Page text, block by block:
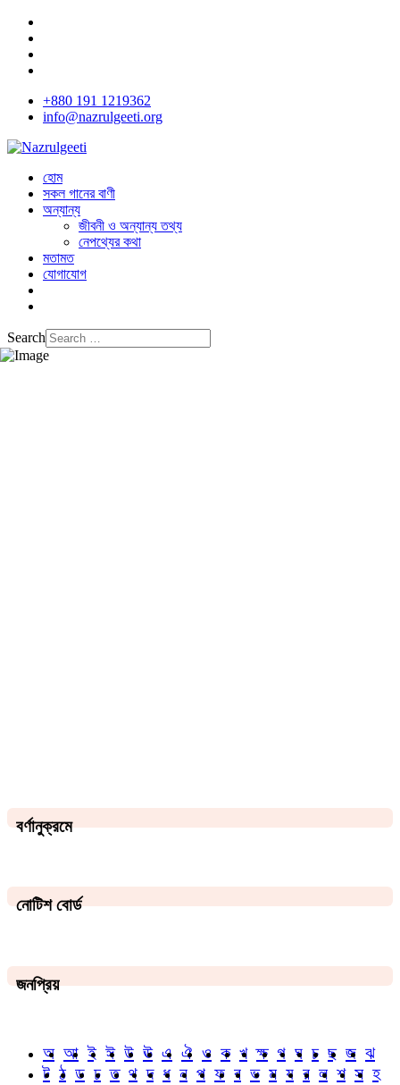
+880 191 1219362
info@nazrulgeeti.org
হোম
সকল গানের বাণী
অন্যান্য
জীবনী ও অন্যান্য তথ্য
নেপথ্যের কথা
মতামত
যোগাযোগ
Search
বর্ণানুক্রমে
নোটিশ বোর্ড
জনপ্রিয়
অ আ ই ঈ উ ঊ এ ঐ ও ক খ ক্ষ গ ঘ চ ছ জ ঝ
ট ঠ ড ঢ ত থ দ ধ ন প ফ ব ভ ম য র ল শ স হ